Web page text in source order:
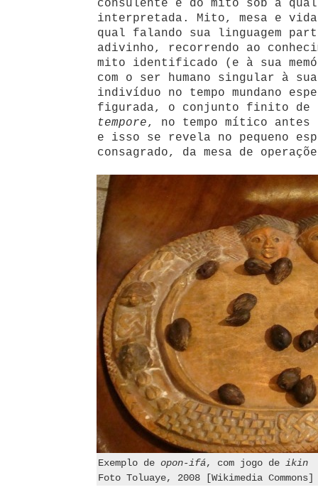
consulente e do mito sob a
interpretada. Mito, mesa e
qual falando sua linguagem
adivinho, recorrendo ao
mito identificado (e à sua
com o ser humano singular à
indivíduo no tempo mundano
figurada, o conjunto finito
tempore, no tempo mítico antes
e isso se revela no pequeno
consagrado, da mesa de
Exemplo de opon-ifá, com jogo de ikin
Foto Toluaye, 2008 [Wikimedia Commons]